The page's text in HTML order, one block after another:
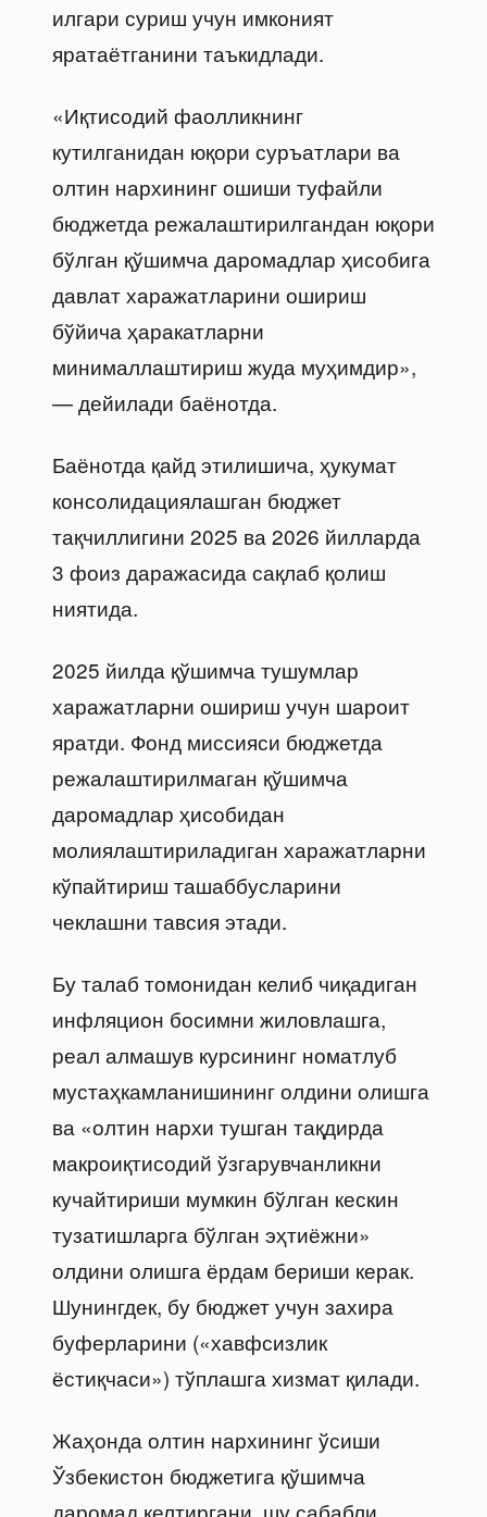
илгари суриш учун имконият
яратаётганини таъкидлади.
«Иқтисодий фаолликнинг
кутилганидан юқори суръатлари ва
олтин нархининг ошиши туфайли
бюджетда режалаштирилгандан юқори
бўлган қўшимча даромадлар ҳисобига
давлат харажатларини ошириш
бўйича ҳаракатларни
минималлаштириш жуда муҳимдир»,
— дейилади баёнотда.
Баёнотда қайд этилишича, ҳукумат
консолидациялашган бюджет
тақчиллигини 2025 ва 2026 йилларда
3 фоиз даражасида сақлаб қолиш
ниятида.
2025 йилда қўшимча тушумлар
харажатларни ошириш учун шароит
яратди. Фонд миссияси бюджетда
режалаштирилмаган қўшимча
даромадлар ҳисобидан
молиялаштириладиган харажатларни
кўпайтириш ташаббусларини
чеклашни тавсия этади.
Бу талаб томонидан келиб чиқадиган
инфляцион босимни жиловлашга,
реал алмашув курсининг номатлуб
мустаҳкамланишининг олдини олишга
ва «олтин нархи тушган тақдирда
макроиқтисодий ўзгарувчанликни
кучайтириши мумкин бўлган кескин
тузатишларга бўлган эҳтиёжни»
олдини олишга ёрдам бериши керак.
Шунингдек, бу бюджет учун захира
буферларини («хавфсизлик
ёстиқчаси») тўплашга хизмат қилади.
Жаҳонда олтин нархининг ўсиши
Ўзбекистон бюджетига қўшимча
даромад келтиргани, шу сабабли